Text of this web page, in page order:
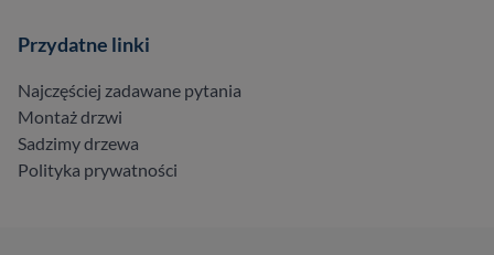
Przydatne linki
Najczęściej zadawane pytania
Montaż drzwi
Sadzimy drzewa
Polityka prywatności